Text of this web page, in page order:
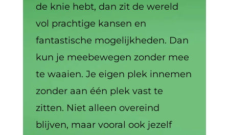
de knie hebt, dan zit de wereld
vol prachtige kansen en
fantastische mogelijkheden. Dan
kun je meebewegen zonder mee
te waaien. Je eigen plek innemen
zonder aan één plek vast te
zitten. Niet alleen overeind
blijven, maar vooral ook jezelf